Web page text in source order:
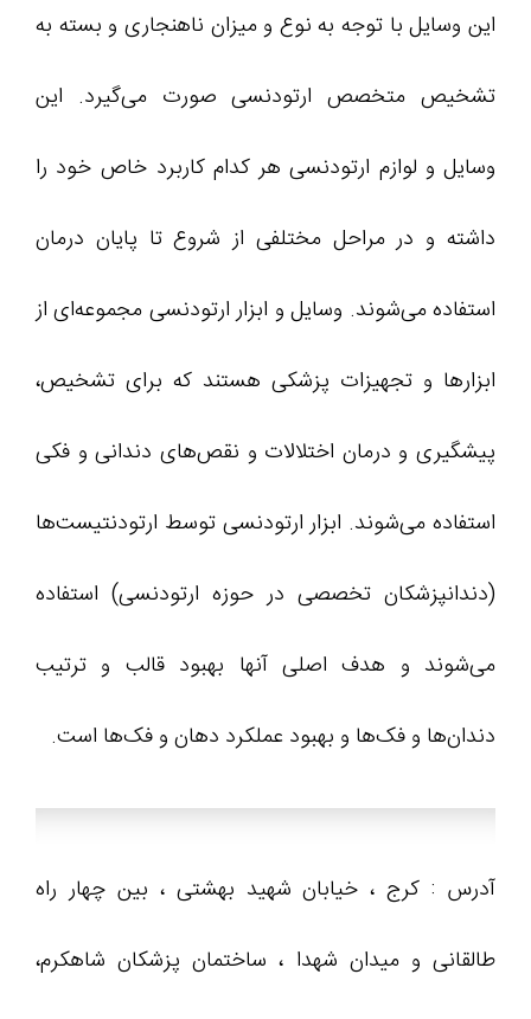
این وسایل با توجه به نوع و میزان ناهنجاری و بسته به
تشخیص متخصص ارتودنسی صورت می‌گیرد. این
وسایل و لوازم ارتودنسی هر کدام کاربرد خاص خود را
داشته و در مراحل مختلفی از شروع تا پایان درمان
استفاده می‌شوند. وسایل و ابزار ارتودنسی مجموعه‌ای از
ابزارها و تجهیزات پزشکی هستند که برای تشخیص،
پیشگیری و درمان اختلالات و نقص‌های دندانی و فکی
استفاده می‌شوند. ابزار ارتودنسی توسط ارتودنتیست‌ها
(دندانپزشکان تخصصی در حوزه ارتودنسی) استفاده
می‌شوند و هدف اصلی آنها بهبود قالب و ترتیب
دندان‌ها و فک‌ها و بهبود عملکرد دهان و فک‌ها است.
آدرس : کرج ، خیابان شهید بهشتی ، بین چهار راه
طالقانی و میدان شهدا ، ساختمان پزشکان شاهکرم،